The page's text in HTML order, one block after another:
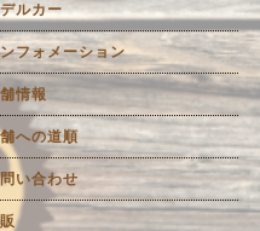
ルカー
フォメーション
情報
への道順
い合わせ